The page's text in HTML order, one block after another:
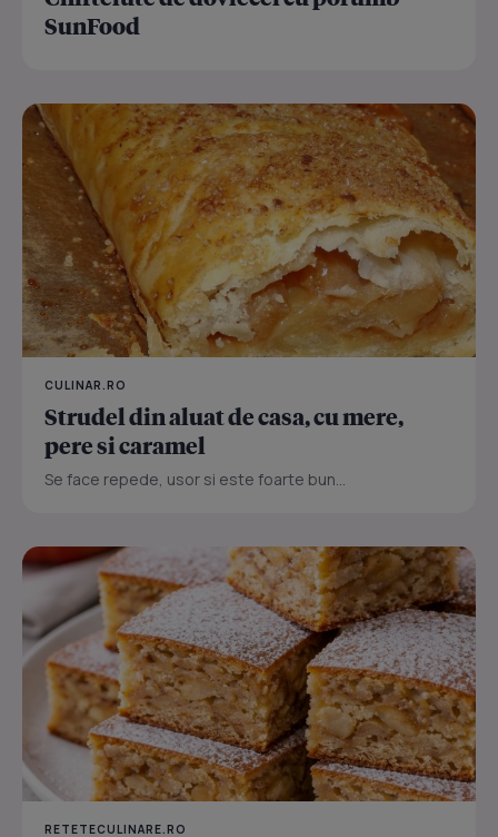
SunFood
CULINAR.RO
Strudel din aluat de casa, cu mere,
pere si caramel
Se face repede, usor si este foarte bun...
RETETECULINARE.RO